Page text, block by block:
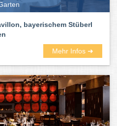
Außenbereichen könnt
Ambiente werden Herbst
gerade an dem Abenden
Drink, Cocktail oder ein
Genießen. Auf das Leben!
in München
bayerischem Stüberl
Mehr Infos ➜